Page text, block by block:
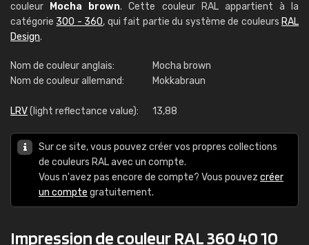
couleur
Mocha brown. Cette couleur RAL appartient à la
catégorie 300 - 360, qui fait partie du système de couleurs RAL
Design.
Nom de couleur anglais:
Mocha brown
Nom de couleur allemand:
Mokkabraun
LRV(light reflectance value): 13,88
Sur ce site, vous pouvez créer vos propres collections
de couleurs RAL avec un compte.
Vous n'avez pas encore de compte? Vous pouvez créer
un compte gratuitement.
Impression de couleur RAL 360 40 10